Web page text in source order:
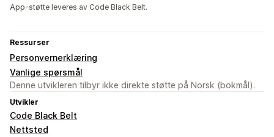
App-støtte leveres av Code Black Belt.
Ressurser
Personvernerklæring
Vanlige spørsmål
Denne utvikleren tilbyr ikke direkte støtte på Norsk (bokmål).
Utvikler
Code Black Belt
Nettsted